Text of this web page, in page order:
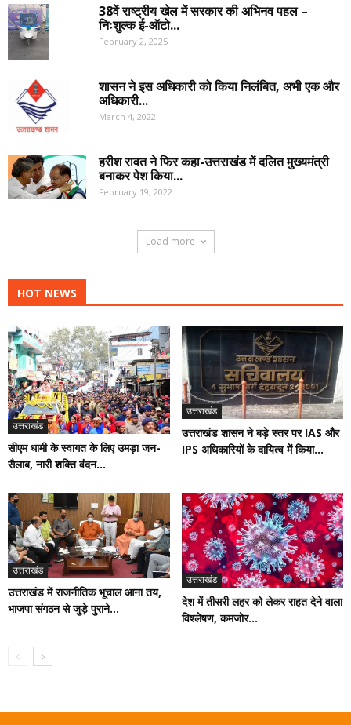
38वें राष्ट्रीय खेल में सरकार की अभिनव पहल –
निःशुल्क ई-ऑटो...
February 2, 2025
शासन ने इस अधिकारी को किया निलंबित, अभी एक और
अधिकारी...
March 4, 2022
हरीश रावत ने फिर कहा-उत्तराखंड में दलित मुख्यमंत्री
बनाकर पेश किया...
February 19, 2022
Load more
HOT NEWS
उत्तराखंड
सीएम धामी के स्वागत के लिए उमड़ा जन-
सैलाब, नारी शक्ति वंदन...
उत्तराखंड
उत्तराखंड शासन ने बड़े स्तर पर IAS और
IPS अधिकारियों के दायित्व में किया...
उत्तराखंड
उत्तराखंड में राजनीतिक भूचाल आना तय,
भाजपा संगठन से जुड़े पुराने...
उत्तराखंड
देश में तीसरी लहर को लेकर राहत देने वाला
विश्लेषण, कमजोर...